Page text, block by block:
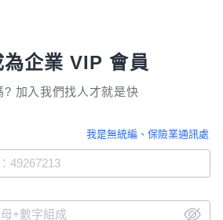
為企業 VIP 會員
? 加入我們找人才就是快
我是無統編、保險業通訊處